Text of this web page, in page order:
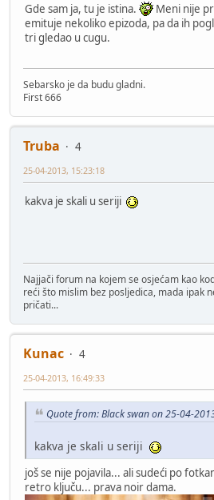
Gde sam ja, tu je istina.
Meni nije
emituje nekoliko epizoda, pa da ih
tri gledao u cugu.
Sebarsko je da budu gladni.
First 666
Truba
4
25-04-2013, 15:23:18
kakva je skali u seriji
Najjači forum na kojem se osjećam kao
reći što mislim bez posljedica, mada ipak
pričati...
Kunac
4
25-04-2013, 16:49:33
Quote from: Black swan on 25-04-
kakva je skali u seriji
još se nije pojavila... ali sudeći po
retro ključu... prava noir dama.